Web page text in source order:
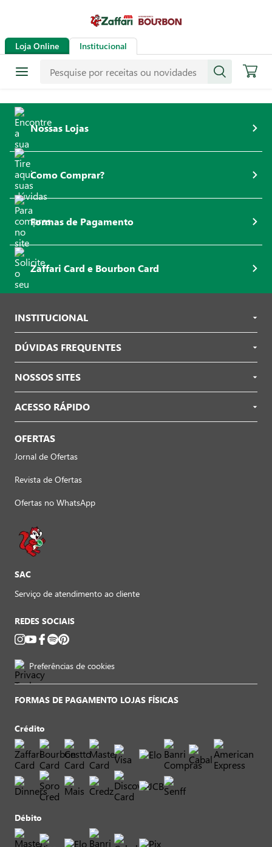
Loja Online Institucional
Nossas Lojas
Como Comprar?
Formas de Pagamento
Zaffari Card e Bourbon Card
INSTITUCIONAL
DÚVIDAS FREQUENTES
NOSSOS SITES
ACESSO RÁPIDO
OFERTAS
Jornal de Ofertas
Revista de Ofertas
Ofertas no WhatsApp
SAC
Serviço de atendimento ao cliente
REDES SOCIAIS
Preferências de cookies
FORMAS DE PAGAMENTO LOJAS FÍSICAS
Crédito
Débito